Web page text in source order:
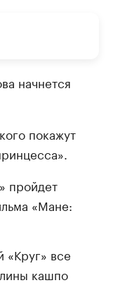
начнется
покажут
пройдет
«Мане:
«Круг» все
кашпо